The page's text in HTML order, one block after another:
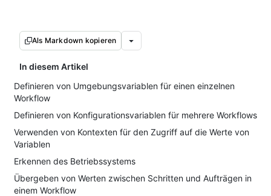
Als Markdown kopieren
In diesem Artikel
Definieren von Umgebungsvariablen für einen einzelnen
Workflow
Definieren von Konfigurationsvariablen für mehrere Workflows
Verwenden von Kontexten für den Zugriff auf die Werte von
Variablen
Erkennen des Betriebssystems
Übergeben von Werten zwischen Schritten und Aufträgen in
einem Workflow